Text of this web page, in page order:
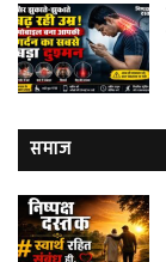
समाज